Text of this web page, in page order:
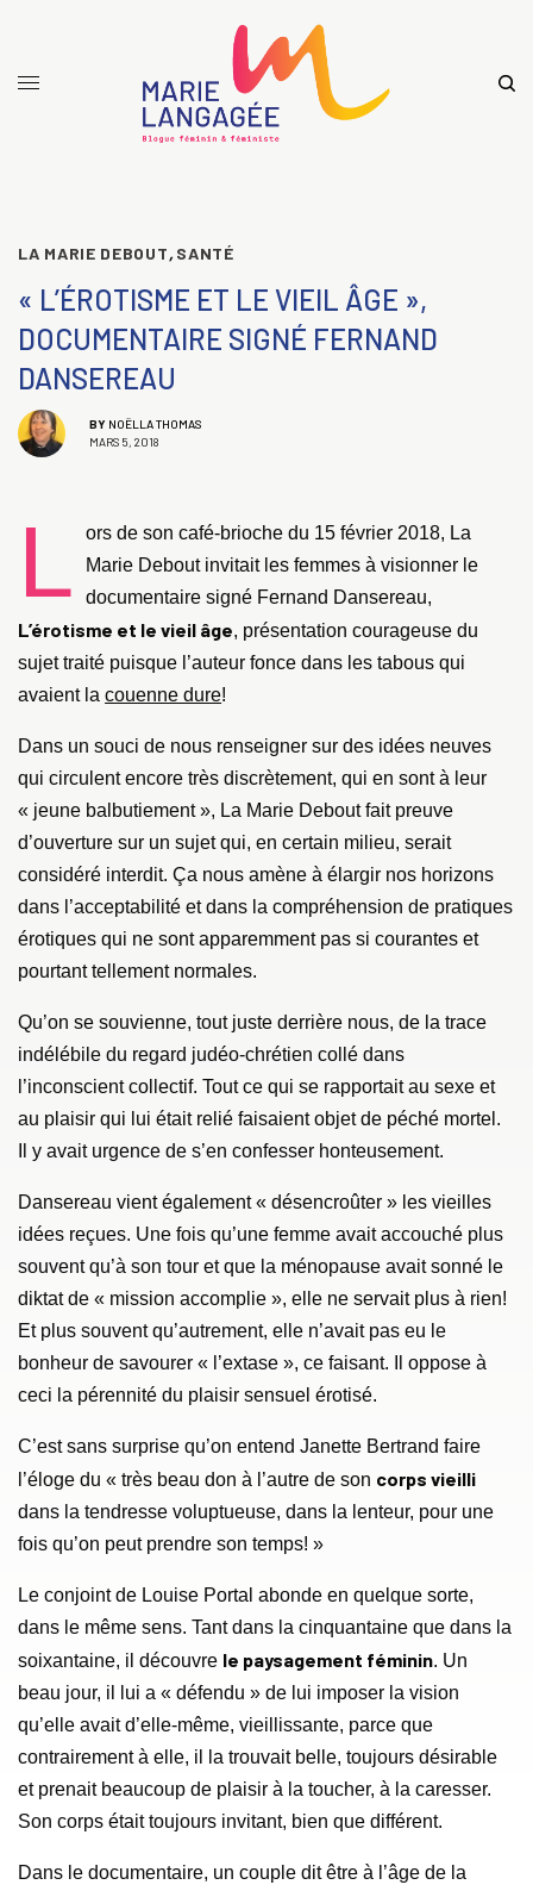
LA MARIE DEBOUT, SANTÉ
« L’ÉROTISME ET LE VIEIL ÂGE »,
DOCUMENTAIRE SIGNÉ FERNAND
DANSEREAU
BY NOËLLA THOMAS
MARS 5, 2018
L
ors de son café-brioche du 15 février 2018, La
Marie Debout invitait les femmes à visionner le
documentaire signé Fernand Dansereau,
L’érotisme et le vieil âge, présentation courageuse du
sujet traité puisque l’auteur fonce dans les tabous qui
avaient lacouenne dure!
Dans un souci de nous renseigner sur des idées neuves
qui circulent encore très discrètement, qui en sont à leur
« jeune balbutiement », La Marie Debout fait preuve
d’ouverture sur un sujet qui, en certain milieu, serait
considéré interdit. Ça nous amène à élargir nos horizons
dans l’acceptabilité et dans la compréhension de pratiques
érotiques qui ne sont apparemment pas si courantes et
pourtant tellement normales.
Qu’on se souvienne, tout juste derrière nous, de la trace
indélébile du regard judéo-chrétien collé dans
l’inconscient collectif. Tout ce qui se rapportait au sexe et
au plaisir qui lui était relié faisaient objet de péché mortel.
Il y avait urgence de s’en confesser honteusement.
Dansereau vient également « désencroûter » les vieilles
idées reçues. Une fois qu’une femme avait accouché plus
souvent qu’à son tour et que la ménopause avait sonné le
diktat de « mission accomplie », elle ne servait plus à rien!
Et plus souvent qu’autrement, elle n’avait pas eu le
bonheur de savourer « l’extase », ce faisant. Il oppose à
ceci la pérennité du plaisir sensuel érotisé.
C’est sans surprise qu’on entend Janette Bertrand faire
l’éloge du « très beau don à l’autre de son corps vieilli
dans la tendresse voluptueuse, dans la lenteur, pour une
fois qu’on peut prendre son temps! »
Le conjoint de Louise Portal abonde en quelque sorte,
dans le même sens. Tant dans la cinquantaine que dans la
soixantaine, il découvre le paysagement féminin. Un
beau jour, il lui a « défendu » de lui imposer la vision
qu’elle avait d’elle-même, vieillissante, parce que
contrairement à elle, il la trouvait belle, toujours désirable
et prenait beaucoup de plaisir à la toucher, à la caresser.
Son corps était toujours invitant, bien que différent.
Dans le documentaire, un couple dit être à l’âge de la